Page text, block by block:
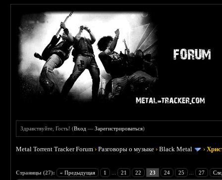
Здравствуйте, Гость! (Вход —Зарегистрироваться)
Metal Torrent Tracker Forum ›Разговоры о музыке ›Black Metal ›
Страницы (27): « Предыдущая 1 21 22 23 24 25 27